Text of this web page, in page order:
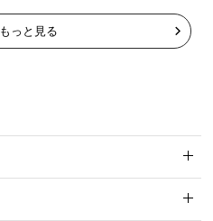
小物類もすっきり片付き
っと見る